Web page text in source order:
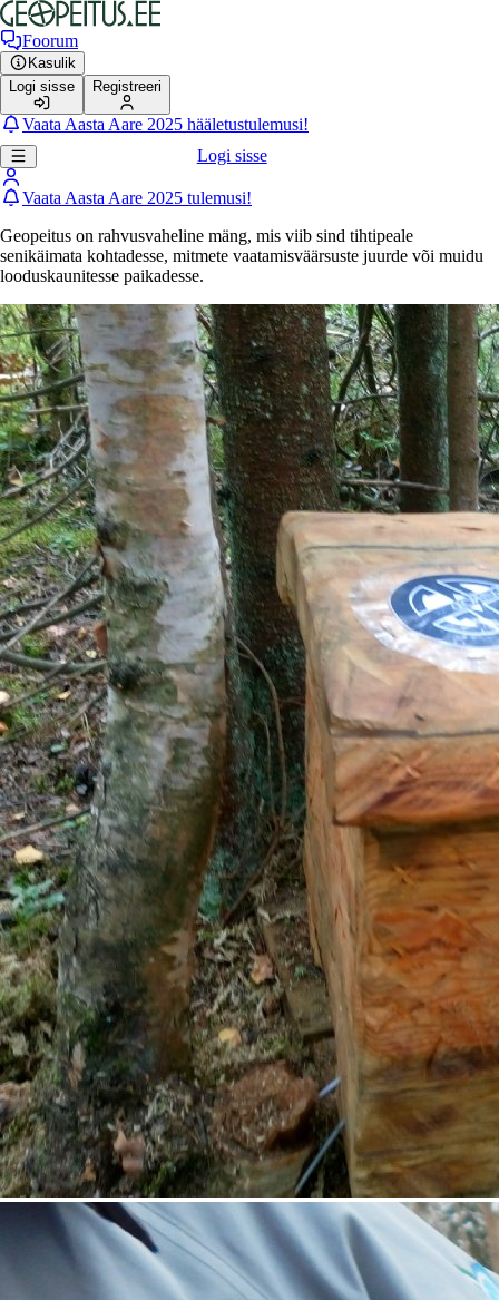
Foorum
Kasulik
Logi sisse
Registreeri
Vaata Aasta Aare 2025 hääletustulemusi!
Logi sisse
Vaata Aasta Aare 2025 tulemusi!
Geopeitus on rahvusvaheline mäng, mis viib sind tihtipeale
senikäimata kohtadesse, mitmete vaatamisväärsuste juurde või muidu
looduskaunitesse paikadesse.